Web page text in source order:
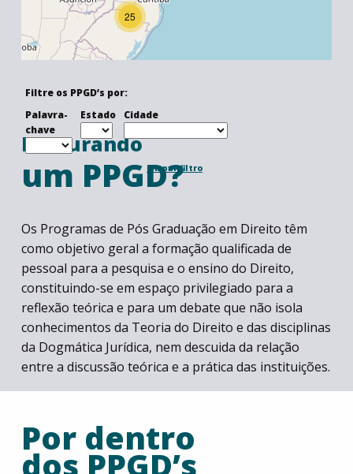
Palavra-
chave
Estado Cidade
Limpar filtro
25
Filtre os PPGD’s por:
Procurando
um PPGD?
Os Programas de Pós Graduação em Direito têm
como objetivo geral a formação qualificada de
pessoal para a pesquisa e o ensino do Direito,
constituindo-se em espaço privilegiado para a
reflexão teórica e para um debate que não isola
conhecimentos da Teoria do Direito e das disciplinas
da Dogmática Jurídica, nem descuida da relação
entre a discussão teórica e a prática das instituições.
Por dentro
dos PPGD’s